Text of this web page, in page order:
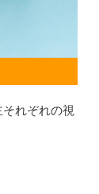
れぞれの視